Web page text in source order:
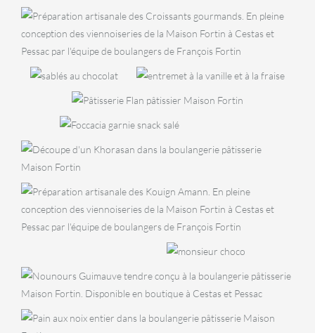
Croissants
BISCUITERIE
Diamants
choco
PÂTISSERIES
Entremet
vanille
fraise
PÂTISSERIES
Flan
pâtissier
SNACKING
Foccacia
BOULANGERIE
Khorasan
Kouign Amann
BISCUITERIE
Maxi
Cookie
PÂTISSERIES
Mr
Choco
Nounours
Guimauve
BOULANGERIE
BOULANGERIE